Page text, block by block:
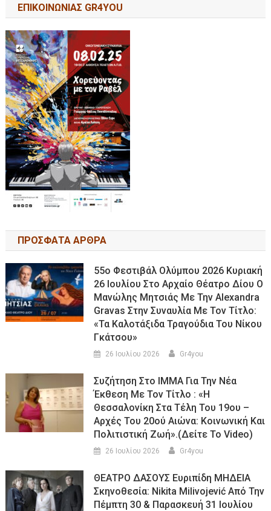
ΕΠΙΚΟΙΝΩΝΙΑΣ GR4YOU
ΠΡΟΣΦΑΤΑ ΑΡΘΡΑ
55ο Φεστιβάλ Ολύμπου 2026 Κυριακή
26 Ιουλίου Στο Αρχαίο Θέατρο Δίου Ο
Μανώλης Μητσιάς Με Την Alexandra
Gravas Στην Συναυλία Με Τον Τίτλο:
«τα Καλοτάξιδα Τραγούδια Του Νίκου
Γκάτσου»
26 Ιουλίου 2026 Gr4you
Συζήτηση Στο ΙΜΜΑ Για Την Νέα
Έκθεση Με Τον Τίτλο : «Η
Θεσσαλονίκη Στα Τέλη Του 19ου –
Αρχές Του 20ού Αιώνα: Κοινωνική Και
Πολιτιστική Ζωή».(Δείτε Το Video)
26 Ιουλίου 2026 Gr4you
ΘΕΑΤΡΟ ΔΑΣΟΥΣ Ευριπίδη ΜΗΔΕΙΑ
Σκηνοθεσία: Nikita Milivojević Από Την
Πέμπτη 30 & Παρασκευή 31 Ιουλίου